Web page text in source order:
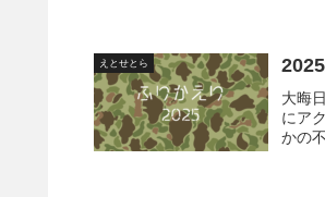
えとせとら
大晦
にア
かの